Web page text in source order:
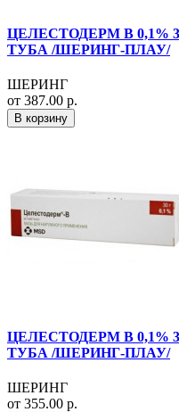
ЦЕЛЕСТОДЕРМ В 0,1%
ТУБА /ШЕРИНГ-ПЛАУ/
ШЕРИНГ
от 387.00 р.
В корзину
ЦЕЛЕСТОДЕРМ В 0,1%
ТУБА /ШЕРИНГ-ПЛАУ/
ШЕРИНГ
от 355.00 р.